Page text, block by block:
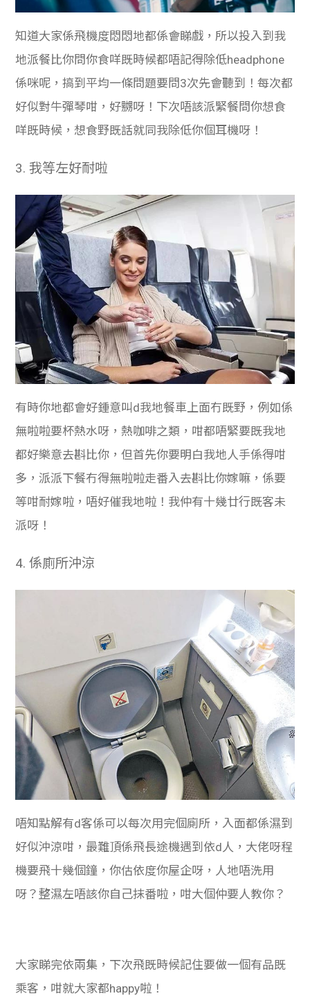
知道大家係飛機度悶悶地都係會睇戲，所以投入到我
地派餐比你問你食咩既時候都唔記得除低headphone
係咪呢，搞到平均一條問題要問3次先會聽到！每次都
好似對牛彈琴咁，好嬲呀！下次唔該派緊餐問你想食
咩既時候，想食野既話就同我除低你個耳機呀！
3. 我等左好耐啦
有時你地都會好鍾意叫d我地餐車上面冇既野，例如係
無啦啦要杯熱水呀，熱咖啡之類，咁都唔緊要既我地
都好樂意去斟比你，但首先你要明白我地人手係得咁
多，派派下餐冇得無啦啦走番入去斟比你嫁嘛，係要
等咁耐嫁啦，唔好催我地啦！我仲有十幾廿行既客未
派呀！
4. 係廁所沖涼
唔知點解有d客係可以每次用完個廁所，入面都係濕到
好似沖涼咁，最難頂係飛長途機遇到依d人，大佬呀程
機要飛十幾個鐘，你估依度你屋企呀，人地唔洗用
呀？整濕左唔該你自己抹番啦，咁大個仲要人教你？
大家睇完依兩集，下次飛既時候記住要做一個有品既
乘客，咁就大家都happy啦！